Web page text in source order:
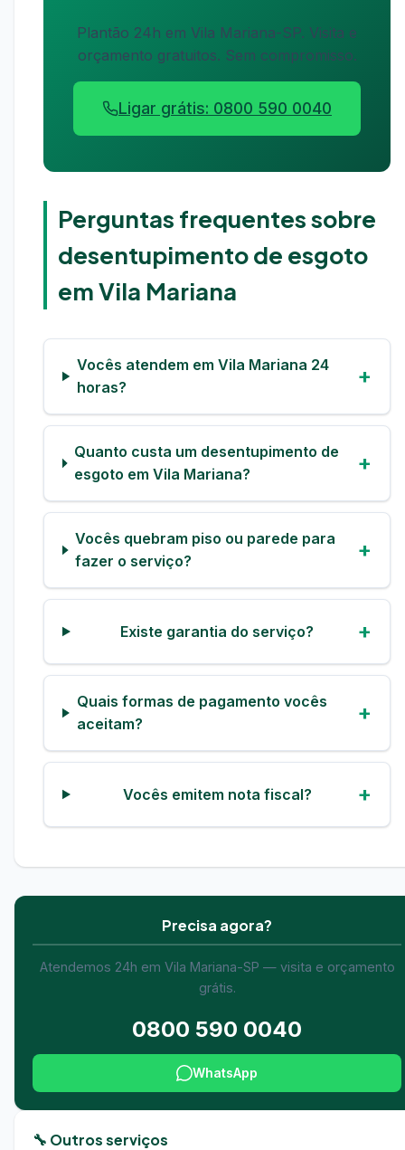
Plantão 24h em Vila Mariana-SP. Visita e
orçamento gratuitos. Sem compromisso.
Ligar grátis: 0800 590 0040
Perguntas frequentes sobre
desentupimento de esgoto
em Vila Mariana
Vocês atendem em Vila Mariana 24
horas?
Quanto custa um desentupimento de
esgoto em Vila Mariana?
Vocês quebram piso ou parede para
fazer o serviço?
Existe garantia do serviço?
Quais formas de pagamento vocês
aceitam?
Vocês emitem nota fiscal?
Precisa agora?
Atendemos 24h em Vila Mariana-SP — visita e orçamento
grátis.
0800 590 0040
WhatsApp
🔧 Outros serviços